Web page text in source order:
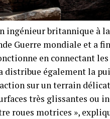
ingénieur britannique à
Guerre mondiale et a
en connectant
distribue également la
sur un terrain
très glissantes ou
roues motrices »,